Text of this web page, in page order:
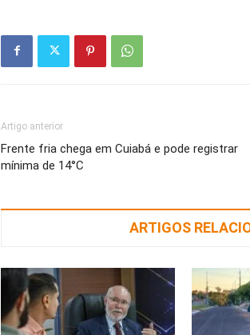
Artigo anterior
Frente fria chega em Cuiabá e pode registrar
mínima de 14°C
ARTIGOS